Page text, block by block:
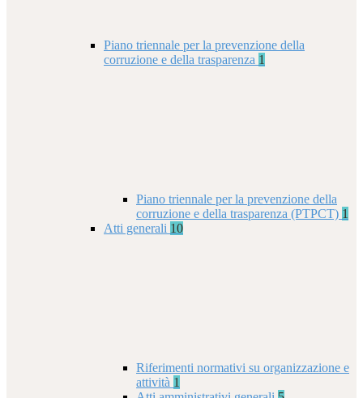
Piano triennale per la prevenzione della
corruzione e della trasparenza 1
Piano triennale per la prevenzione della
corruzione e della trasparenza (PTPCT) 1
Atti generali 10
Riferimenti normativi su organizzazione e
attività 1